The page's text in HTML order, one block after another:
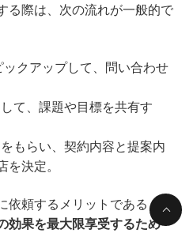
る際は、次の流れが一般的で
クアップして、問い合わせ
て、課題や目標を共有す
もらい、契約内容と提案内
決定。
依頼するメリットである、
運
効果を最大限享受するため